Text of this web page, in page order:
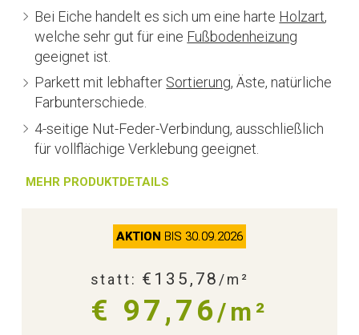
Bei Eiche handelt es sich um eine harte Holzart,
welche sehr gut für eine Fußbodenheizung
geeignet ist.
Parkett mit lebhafter Sortierung, Äste, natürliche
Farbunterschiede.
4-seitige Nut-Feder-Verbindung, ausschließlich
für vollflächige Verklebung geeignet.
MEHR PRODUKTDETAILS
AKTION BIS 30.09.2026
statt: €135,78/m²
€ 97,76/m²